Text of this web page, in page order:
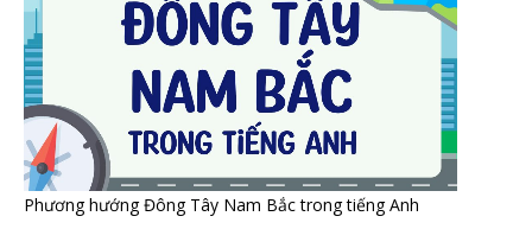
Phương hướng Đông Tây Nam Bắc trong tiếng Anh